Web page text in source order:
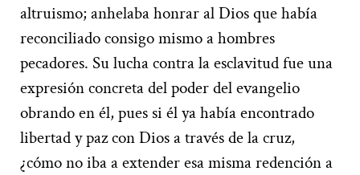
altruismo; anhelaba honrar al Dios que había
reconciliado consigo mismo a hombres
pecadores. Su lucha contra la esclavitud fue una
expresión concreta del poder del evangelio
obrando en él, pues si él ya había encontrado
libertad y paz con Dios a través de la cruz,
¿cómo no iba a extender esa misma redención a